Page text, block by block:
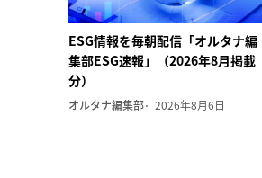
ESG情報を毎朝配信「オルタナ編
集部ESG速報」（2026年8月掲載
分）
オルタナ編集部 2026年8月6日